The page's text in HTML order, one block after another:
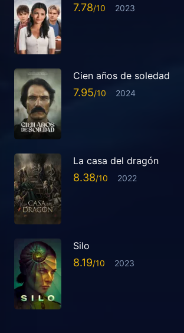
7.78 2023
Cien años de soledad
7.95 2024
La casa del dragón
8.38 2022
Silo
8.19 2023